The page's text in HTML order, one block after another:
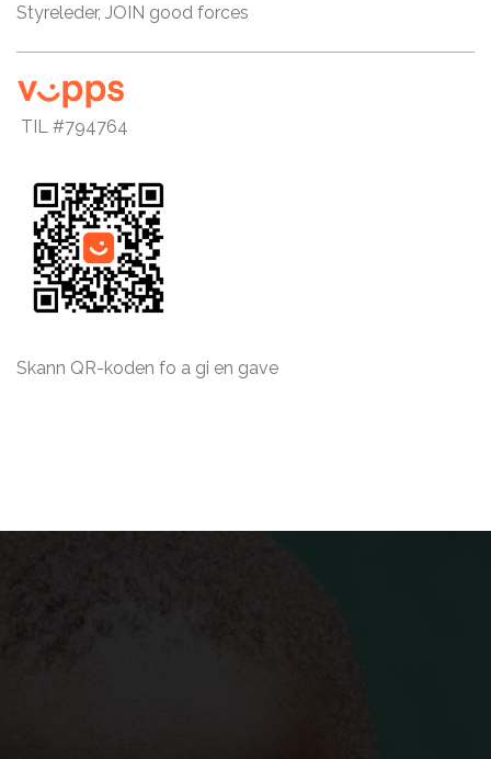
Styreleder, JOIN good forces
TIL #794764
Skann QR-koden fo a gi en gave